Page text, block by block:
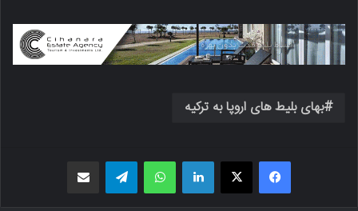
بهای بلیط های اروپا به ترکیه
فیسبوک X لینکدین واتس اپ